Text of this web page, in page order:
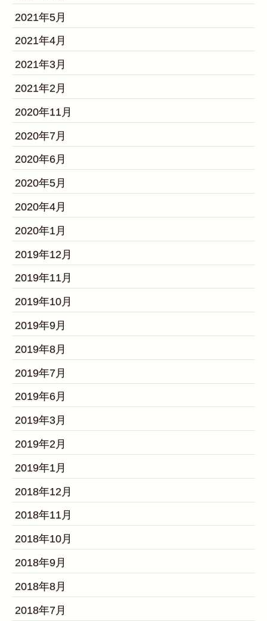
2021年5月
2021年4月
2021年3月
2021年2月
2020年11月
2020年7月
2020年6月
2020年5月
2020年4月
2020年1月
2019年12月
2019年11月
2019年10月
2019年9月
2019年8月
2019年7月
2019年6月
2019年3月
2019年2月
2019年1月
2018年12月
2018年11月
2018年10月
2018年9月
2018年8月
2018年7月